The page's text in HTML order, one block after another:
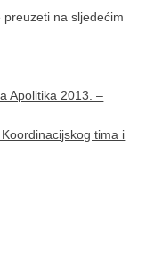
na sljedećim
Apolitika 2013. –
tima i